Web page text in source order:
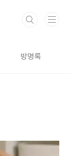
방명록